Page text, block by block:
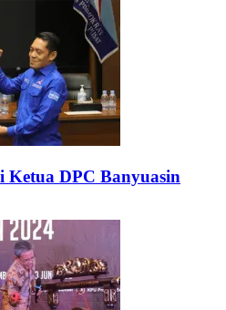
Ketua DPC Banyuasin